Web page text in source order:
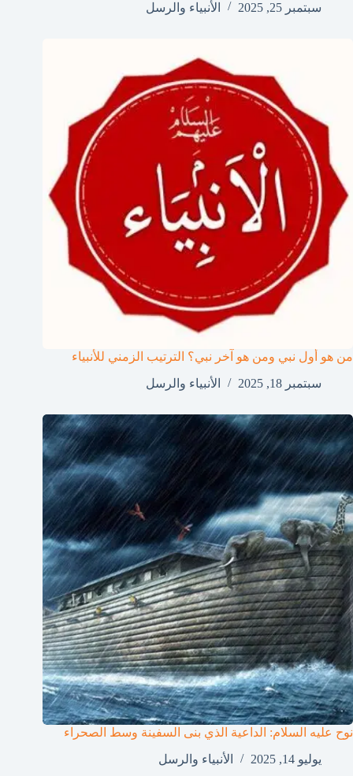
سبتمبر 25, 2025
الأنبياء والرسل
من هو أول نبي ومن هو آخر نبي؟ الترتيب الزمني للأنبياء
سبتمبر 18, 2025
الأنبياء والرسل
نوح عليه السلام: الداعية الذي بنى السفينة وسط الصحراء
يوليو 14, 2025
الأنبياء والرسل